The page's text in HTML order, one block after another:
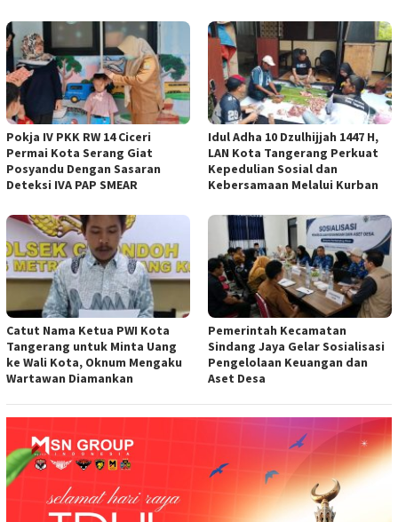
Pokja IV PKK RW 14 Ciceri
Permai Kota Serang Giat
Posyandu Dengan Sasaran
Deteksi IVA PAP SMEAR
Idul Adha 10 Dzulhijjah 1447 H,
LAN Kota Tangerang Perkuat
Kepedulian Sosial dan
Kebersamaan Melalui Kurban
Catut Nama Ketua PWI Kota
Tangerang untuk Minta Uang
ke Wali Kota, Oknum Mengaku
Wartawan Diamankan
Pemerintah Kecamatan
Sindang Jaya Gelar Sosialisasi
Pengelolaan Keuangan dan
Aset Desa